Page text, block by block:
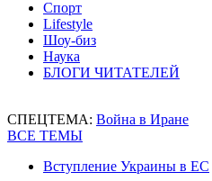
Спорт
Lifestyle
Шоу-биз
Наука
БЛОГИ ЧИТАТЕЛЕЙ
СПЕЦТЕМА: Война в Иране
ВСЕ ТЕМЫ
Вступление Украины в ЕС